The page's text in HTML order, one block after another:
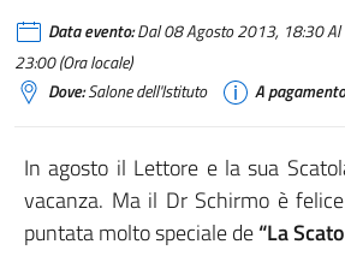
Data evento:Dal 08 Agosto 2013, 18:30 Al
23:00 (Ora locale)
Dove:Salone dell'Istituto A
In agosto il Lettore e la sua
vacanza. Ma il Dr Schirmo è
puntata molto speciale de“La